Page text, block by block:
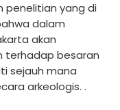
penelitian yang di
dalam
akan
terhadap besaran
sejauh mana
arkeologis. .